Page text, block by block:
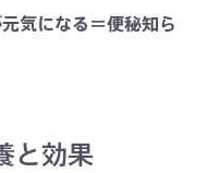
気になる＝便秘知ら
と効果